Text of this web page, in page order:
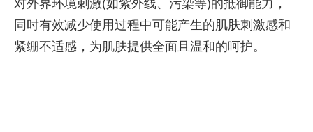
对外界环境刺激(如紫外线、污染等)的抵御能力，
同时有效减少使用过程中可能产生的肌肤刺激感和
紧绷不适感，为肌肤提供全面且温和的呵护。